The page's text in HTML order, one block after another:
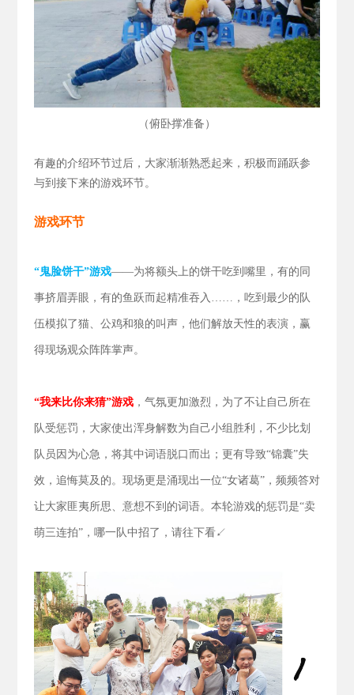
（俯卧撑准备 ）
有趣的介绍环节过后，大家渐渐熟悉起来，积极而踊跃参
与到接下来的游戏环节。
游戏环节
“鬼脸饼干”游戏——为将额头上的饼干吃到嘴里，有的同
事挤眉弄眼，有的鱼跃而起精准吞入……，吃到最少的队
伍模拟了猫、公鸡和狼的叫声，他们解放天性的表演，赢
得现场观众阵阵掌声。
“我来比你来猜”游戏，气氛更加激烈，为了不让自己所在
队受惩罚，大家使出浑身解数为自己小组胜利，不少比划
队员因为心急，将其中词语脱口而出；更有导致“锦囊”失
效，追悔莫及的。现场更是涌现出一位“女诸葛”，频频答对
让大家匪夷所思、意想不到的词语。本轮游戏的惩罚是“卖
萌三连拍”，哪一队中招了，请往下看↙